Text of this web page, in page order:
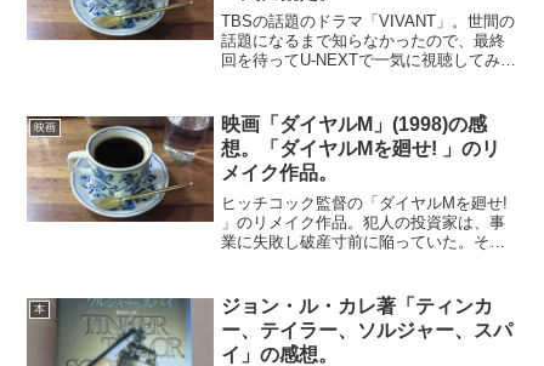
TBSの話題のドラマ「VIVANT」。世間の
話題になるまで知らなかったので、最終
回を待ってU-NEXTで一気に視聴してみ
えたようなストーリー。テンポがよく
て、毎回謎をう...
映画
映画「ダイヤルM」(1998)の感
想。「ダイヤルMを廻せ! 」のリ
メイク作品。
ヒッチコック監督の「ダイヤルMを廻せ!
」のリメイク作品。犯人の投資家は、事
業に失敗し破産寸前に陥っていた。そこ
行にうつすが、思いもしない展開にな
る。オリジナル版と比べ...
本
ジョン・ル・カレ著「ティンカ
ー、テイラー、ソルジャー、スパ
イ」の感想。